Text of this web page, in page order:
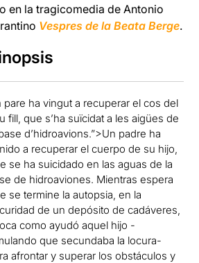
en la tragicomedia de Antonio
Vespres de la Beata Berge.
pare ha vingut a recuperar el cos del
fill, que s’ha suïcidat a les aigües de
d’hidroavions.”>Un padre ha
a recuperar el cuerpo de su hijo,
se ha suicidado en las aguas de la
de hidroaviones. Mientras espera
se termine la autopsia, en la
de un depósito de cadáveres,
como ayudó aquel hijo -
que secundaba la locura-
afrontar y superar los obstáculos y